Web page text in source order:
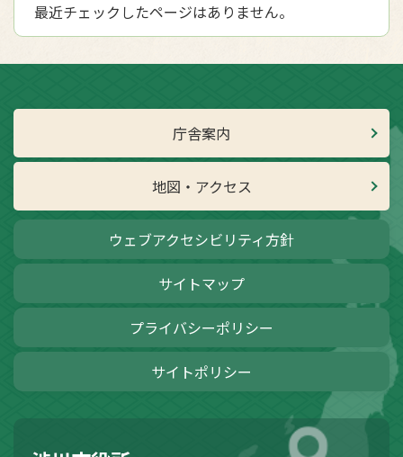
最近チェックしたページはありません。
庁舎案内
地図・アクセス
ウェブアクセシビリティ方針
サイトマップ
プライバシーポリシー
サイトポリシー